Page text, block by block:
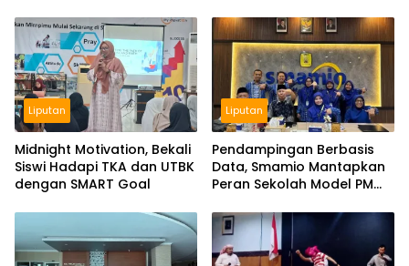
Liputan
Midnight Motivation, Bekali
Siswi Hadapi TKA dan UTBK
dengan SMART Goal
Liputan
Pendampingan Berbasis
Data, Smamio Mantapkan
Peran Sekolah Model PM